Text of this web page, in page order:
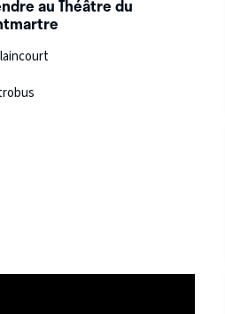
au Théâtre du